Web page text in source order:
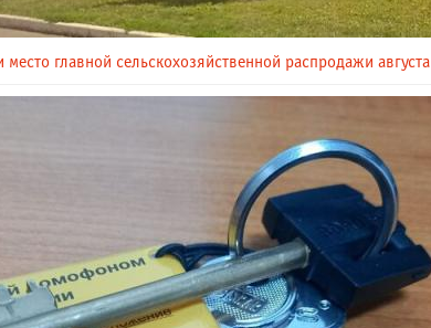
место главной сельскохозяйственной распродажи августа